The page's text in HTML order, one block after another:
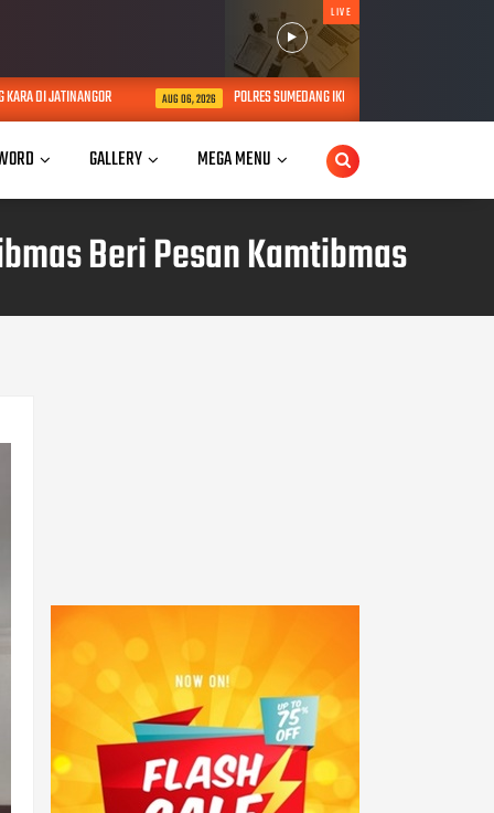
LIVE
AUG 06, 2026 POLRES SUMEDANG IKUTI SUPERVISI FUNGSI KEHUMASAN
GALLERY MEGA MENU
Beri Pesan Kamtibmas